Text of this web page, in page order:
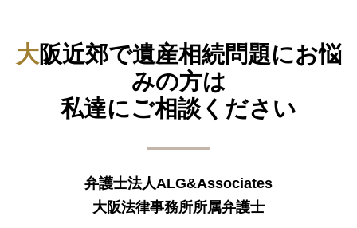
大阪近郊で遺産相続問題にお悩
みの方は
私達にご相談ください
弁護士法人ALG&Associates
大阪法律事務所所属弁護士